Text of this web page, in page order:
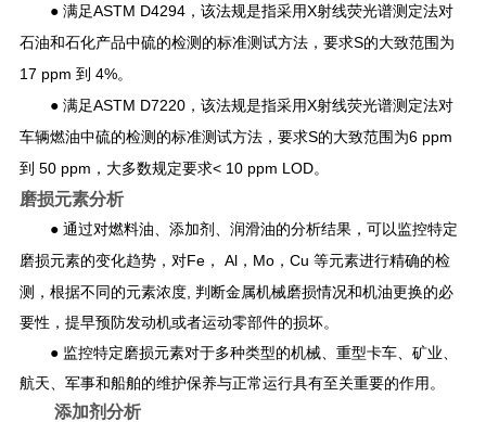
● 满足ASTM D4294，该法规是指采用X射线荧光谱测定法对
石油和石化产品中硫的检测的标准测试方法，要求S的大致范围为
17 ppm 到 4%。
● 满足ASTM D7220，该法规是指采用X射线荧光谱测定法对
车辆燃油中硫的检测的标准测试方法，要求S的大致范围为6 ppm
到 50 ppm ，大多数规定要求< 10 ppm LOD。
磨损元素分析
● 通过对燃料油、添加剂、润滑油的分析结果，可以监控特定
磨损元素的变化趋势，对Fe， Al， Mo， Cu 等元素进行精确的检
测，根据不同的元素浓度, 判断金属机械磨损情况和机油更换的必
要性，提早预防发动机或者运动零部件的损坏。
● 监控特定磨损元素对于多种类型的机械、重型卡车、矿业、
航天、军事和船舶的维护保养与正常运行具有至关重要的作用。
添加剂分析